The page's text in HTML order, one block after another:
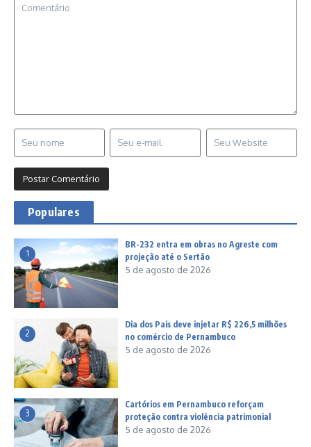
Populares
1
BR-232 entra em obras no Agreste com
projeção até o Sertão
5 de agosto de 2026
2
Dia dos Pais deve injetar R$ 226,5 milhões
no comércio de Pernambuco
5 de agosto de 2026
3
Cartórios em Pernambuco reforçam
proteção contra violência patrimonial
5 de agosto de 2026